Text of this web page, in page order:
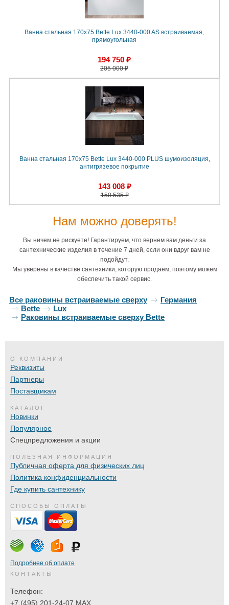
Ванна стальная 170x75 Bette Lux 3440-000 AS встраиваемая,
прямоугольная
194 750 ₽
205 000 ₽
Ванна стальная 170х75 Bette Lux 3440-000 PLUS шумоизоляция,
антигрязевое покрытие
143 008 ₽
150 535 ₽
Нам можно доверять!
Вы ничем не рискуете! Гарантируем, что вернем вам деньги за
сантехнические изделия в течение 7 дней, если они вдруг вам не
подойдут.
Мы уверены в качестве сантехники, которую продаем, поэтому можем
обеспечить такой сервис.
Все раковины встраиваемые сверху
Германия
Bette
Lux
Раковины встраиваемые сверху Bette
О КОМПАНИИ
Реквизиты
Партнеры
Поставщикам
КАТАЛОГ
Новинки
Популярное
Спецпредложения и акции
ПОЛЕЗНАЯ ИНФОРМАЦИЯ
Публичная оферта для физических лиц
Политика конфиденциальности
Где купить сантехнику
СПОСОБЫ ОПЛАТЫ
Подробнее об оплате
КОНТАКТЫ
Телефон:
+7 (495) 201-24-07 MAX